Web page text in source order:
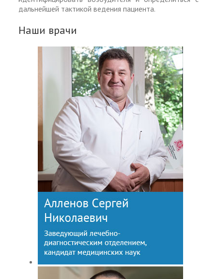
дальнейшей тактикой ведения пациента.
Наши врачи